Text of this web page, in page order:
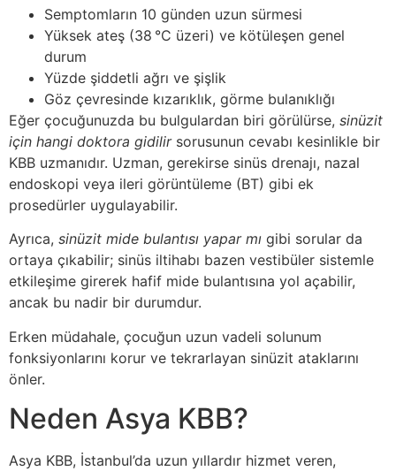
Semptomların 10 günden uzun sürmesi
Yüksek ateş (38 °C üzeri) ve kötüleşen genel
durum
Yüzde şiddetli ağrı ve şişlik
Göz çevresinde kızarıklık, görme bulanıklığı
Eğer çocuğunuzda bu bulgulardan biri görülürse, sinüzit
için hangi doktora gidilirsorusunun cevabı kesinlikle bir
KBB uzmanıdır. Uzman, gerekirse sinüs drenajı, nazal
endoskopi veya ileri görüntüleme (BT) gibi ek
prosedürler uygulayabilir.
Ayrıca, sinüzit mide bulantısı yapar mı gibi sorular da
ortaya çıkabilir; sinüs iltihabı bazen vestibüler sistemle
etkileşime girerek hafif mide bulantısına yol açabilir,
ancak bu nadir bir durumdur.
Erken müdahale, çocuğun uzun vadeli solunum
fonksiyonlarını korur ve tekrarlayan sinüzit ataklarını
önler.
Neden Asya KBB?
Asya KBB, İstanbul’da uzun yıllardır hizmet veren,